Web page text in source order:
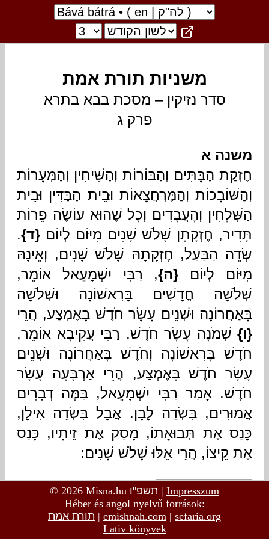
© 2026 Misna.hu תשפ"ו | Impresszum
Héber és angol nyelvű források:
תורת אמת | emishnah.com | sefaria.org
Lativ könyvek